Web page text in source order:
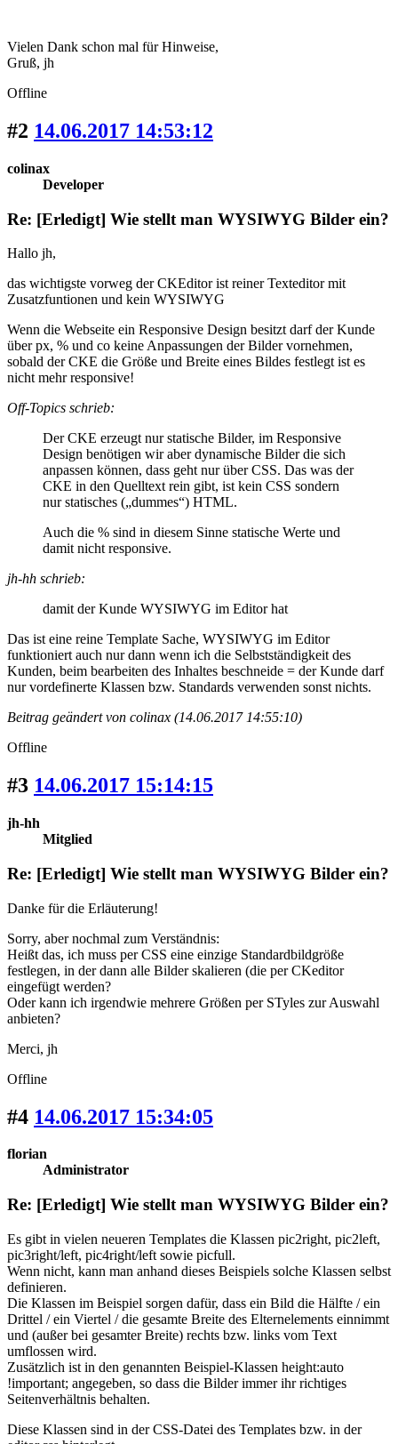
Vielen Dank schon mal für Hinweise,
Gruß, jh
Offline
#2 14.06.2017 14:53:12
colinax
Developer
Re: [Erledigt] Wie stellt man WYSIWYG Bilder ein?
Hallo jh,
das wichtigste vorweg der CKEditor ist reiner Texteditor mit
Zusatzfuntionen und kein WYSIWYG
Wenn die Webseite ein Responsive Design besitzt darf der Kunde
über px, % und co keine Anpassungen der Bilder vornehmen,
sobald der CKE die Größe und Breite eines Bildes festlegt ist es
nicht mehr responsive!
Off-Topics schrieb:
Der CKE erzeugt nur statische Bilder, im Responsive
Design benötigen wir aber dynamische Bilder die sich
anpassen können, dass geht nur über CSS. Das was der
CKE in den Quelltext rein gibt, ist kein CSS sondern
nur statisches („dummes“) HTML.
Auch die % sind in diesem Sinne statische Werte und
damit nicht responsive.
jh-hh schrieb:
damit der Kunde WYSIWYG im Editor hat
Das ist eine reine Template Sache, WYSIWYG im Editor
funktioniert auch nur dann wenn ich die Selbstständigkeit des
Kunden, beim bearbeiten des Inhaltes beschneide = der Kunde darf
nur vordefinerte Klassen bzw. Standards verwenden sonst nichts.
Beitrag geändert von colinax (14.06.2017 14:55:10)
Offline
#3 14.06.2017 15:14:15
jh-hh
Mitglied
Re: [Erledigt] Wie stellt man WYSIWYG Bilder ein?
Danke für die Erläuterung!
Sorry, aber nochmal zum Verständnis:
Heißt das, ich muss per CSS eine einzige Standardbildgröße
festlegen, in der dann alle Bilder skalieren (die per CKeditor
eingefügt werden?
Oder kann ich irgendwie mehrere Größen per STyles zur Auswahl
anbieten?
Merci, jh
Offline
#4 14.06.2017 15:34:05
florian
Administrator
Re: [Erledigt] Wie stellt man WYSIWYG Bilder ein?
Es gibt in vielen neueren Templates die Klassen pic2right, pic2left,
pic3right/left, pic4right/left sowie picfull.
Wenn nicht, kann man anhand dieses Beispiels solche Klassen selbst
definieren.
Die Klassen im Beispiel sorgen dafür, dass ein Bild die Hälfte / ein
Drittel / ein Viertel / die gesamte Breite des Elternelements einnimmt
und (außer bei gesamter Breite) rechts bzw. links vom Text
umflossen wird.
Zusätzlich ist in den genannten Beispiel-Klassen height:auto
!important; angegeben, so dass die Bilder immer ihr richtiges
Seitenverhältnis behalten.
Diese Klassen sind in der CSS-Datei des Templates bzw. in der